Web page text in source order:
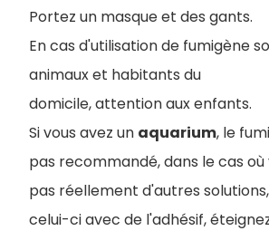
Portez un masque et des gants.
En cas d'utilisation de fumigène
animaux et habitants du
domicile, attention aux enfants.
Si vous avez un aquarium, le
pas recommandé, dans le cas où
pas réellement d'autres
celui-ci avec de l'adhésif,